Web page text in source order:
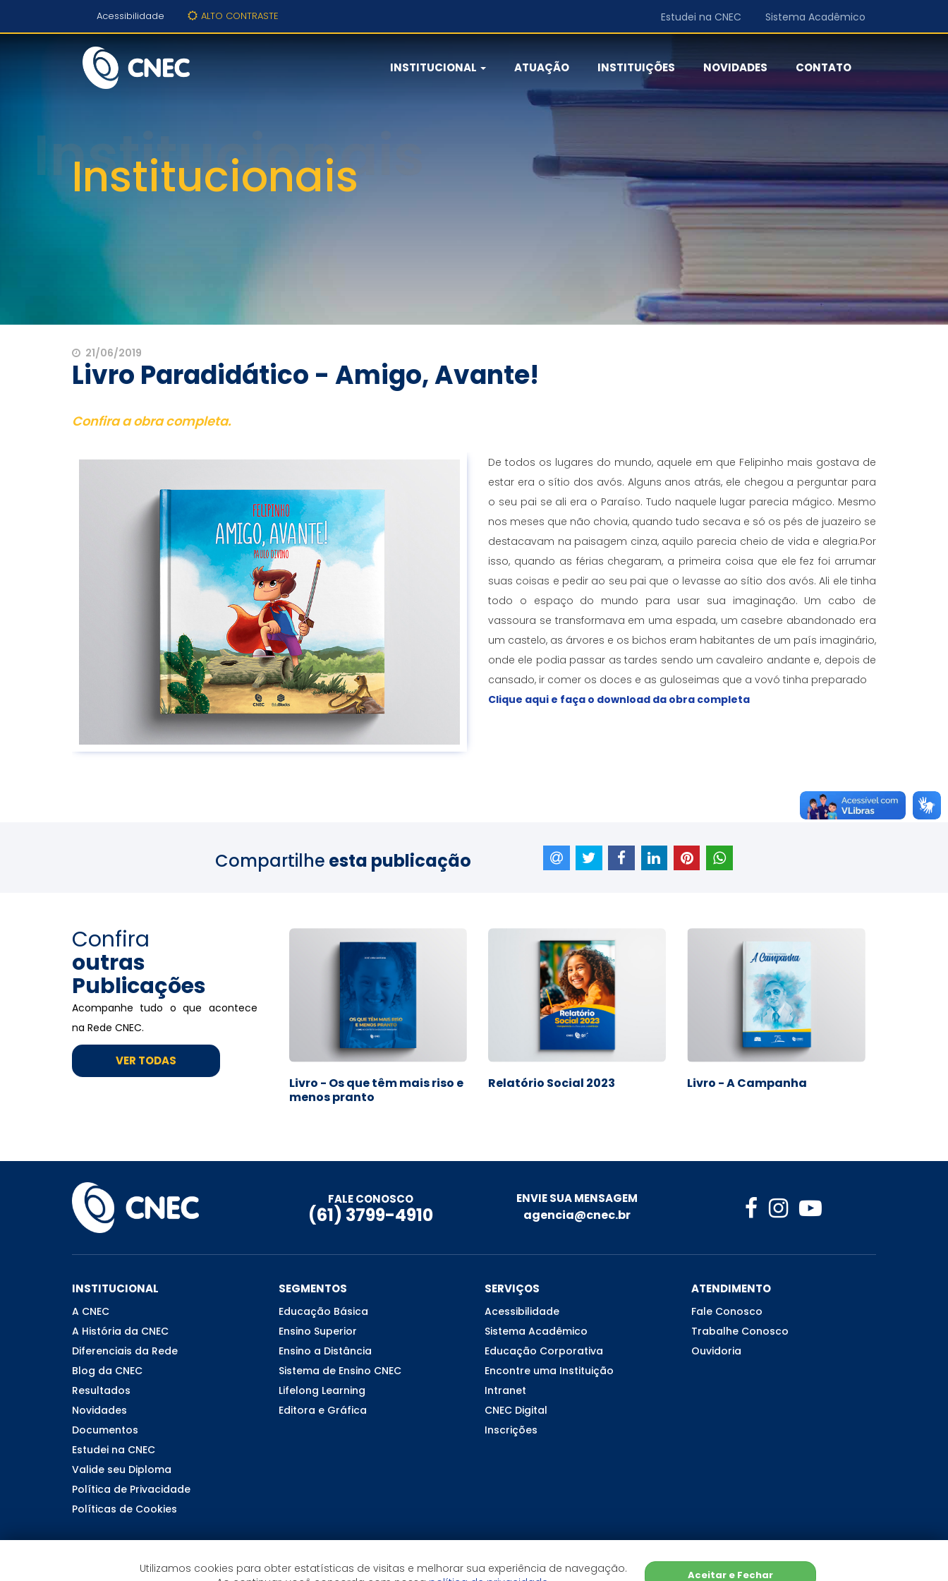
Acessibilidade ALTO CONTRASTE Estudei na CNEC Sistema Acadêmico
INSTITUCIONAL ATUAÇÃO INSTITUIÇÕES NOVIDADES CONTATO
Institucionais
21/06/2019
Livro Paradidático - Amigo, Avante!
Confira a obra completa.
De todos os lugares do mundo, aquele em que Felipinho mais gostava de
estar era o sítio dos avós. Alguns anos atrás, ele chegou a perguntar para
o seu pai se ali era o Paraíso. Tudo naquele lugar parecia mágico. Mesmo
nos meses que não chovia, quando tudo secava e só os pés de juazeiro se
destacavam na paisagem cinza, aquilo parecia cheio de vida e alegria.Por
isso, quando as férias chegaram, a primeira coisa que ele fez foi arrumar
suas coisas e pedir ao seu pai que o levasse ao sítio dos avós. Ali ele tinha
todo o espaço do mundo para usar sua imaginação. Um cabo de
vassoura se transformava em uma espada, um casebre abandonado era
um castelo, as árvores e os bichos eram habitantes de um país imaginário,
onde ele podia passar as tardes sendo um cavaleiro andante e, depois de
cansado, ir comer os doces e as guloseimas que a vovó tinha preparado
Clique aqui e faça o download da obra completa
Compartilhe esta publicação
Confira
outras
Publicações
Acompanhe tudo o que acontece
na Rede CNEC.
VER TODAS
Livro - Os que têm mais riso e
menos pranto
Relatório Social 2023 Livro - A Campanha
FALE CONOSCO
(61) 3799-4910
ENVIE SUA MENSAGEM
agencia@cnec.br
INSTITUCIONAL
A CNEC
A História da CNEC
Diferenciais da Rede
Blog da CNEC
Resultados
Novidades
Documentos
Estudei na CNEC
Valide seu Diploma
Política de Privacidade
Políticas de Cookies
SEGMENTOS
Educação Básica
Ensino Superior
Ensino a Distância
Sistema de Ensino CNEC
Lifelong Learning
Editora e Gráfica
SERVIÇOS
Acessibilidade
Sistema Acadêmico
Educação Corporativa
Encontre uma Instituição
Intranet
CNEC Digital
Inscrições
ATENDIMENTO
Fale Conosco
Trabalhe Conosco
Ouvidoria
©2026 CNEC - Todos os direitos reservados
Utilizamos cookies para obter estatísticas de visitas e melhorar sua experiência de navegação.
Aceitar e Fechar